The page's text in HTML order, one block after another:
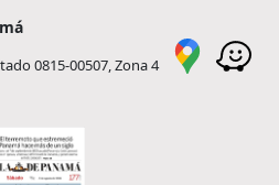
0815-00507, Zona 4